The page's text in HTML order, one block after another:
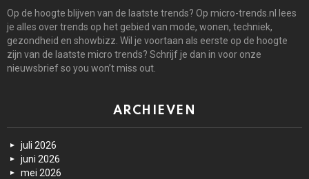
Op de hoogte blijven van de laatste trends? Op micro-trends.nl lees
je alles over trends op het gebied van mode, wonen, techniek,
gezondheid en showbizz. Wil je voortaan als eerste op de hoogte
zijn van de laatste micro trends? Schrijf je dan in voor onze
nieuwsbrief so you won’t miss out.
ARCHIEVEN
juli 2026
juni 2026
mei 2026